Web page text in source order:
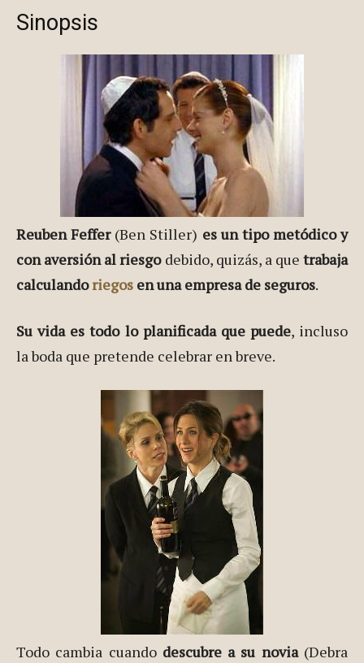
Sinopsis
Reuben Feffer (Ben Stiller) es un tipo metódico y
con aversión al riesgo debido, quizás, a que trabaja
calculandoriegos en una empresa de seguros.
Su vida es todo lo planificada que puede, incluso
la boda que pretende celebrar en breve.
Todo cambia cuando descubre a su novia(Debra